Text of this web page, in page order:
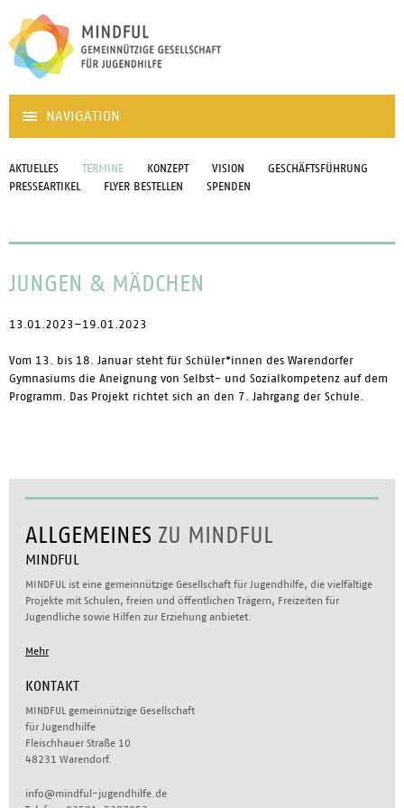
NAVIGATION
AKTUELLES TERMINE KONZEPT VISION
GESCHÄFTSFÜHRUNG
PRESSEARTIKEL
FLYER BESTELLEN SPENDEN
JUNGEN & MÄDCHEN
13.01.2023–19.01.2023
Vom 13. bis 18. Januar steht für Schüler*innen des Warendorfer
Gymnasiums die Aneignung von Selbst- und Sozialkompetenz auf dem
Programm. Das Projekt richtet sich an den 7. Jahrgang der Schule.
ALLGEMEINES ZU MINDFUL
MINDFUL
MINDFUL ist eine gemeinnützige Gesellschaft für Jugendhilfe, die vielfältige
Projekte mit Schulen, freien und öffentlichen Trägern, Freizeiten für
Jugendliche sowie Hilfen zur Erziehung anbietet.
Mehr
KONTAKT
MINDFUL gemeinnützige Gesellschaft
für Jugendhilfe
Fleischhauer Straße 10
48231 Warendorf.
info@mindful-jugendhilfe.de